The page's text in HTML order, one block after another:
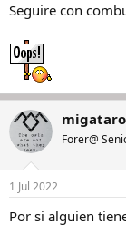
Seguire con
Forer@
1 Jul 2022
Por si alguien